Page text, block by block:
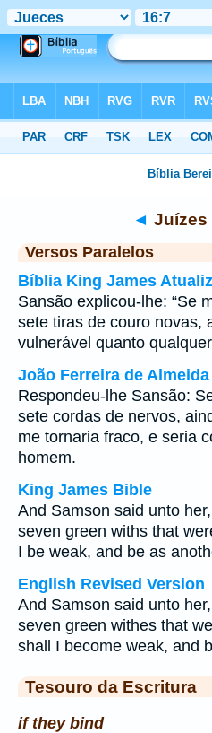
◄ Juízes
Versos Paralelos
Bíblia King James
Sansão explicou-lhe: “Se
sete tiras de couro novas,
vulnerável quanto
João Ferreira de
Respondeu-lhe Sansão:
sete cordas de nervos,
me tornaria fraco, e seria
homem.
King James Bible
And Samson said unto
seven green withs that
I be weak, and be as
English Revised Version
And Samson said unto
seven green withes that
shall I become weak, and
Tesouro da Escritura
if they bind